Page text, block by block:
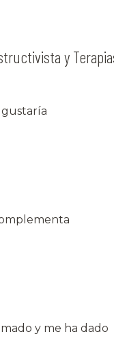
y
y me ha dado